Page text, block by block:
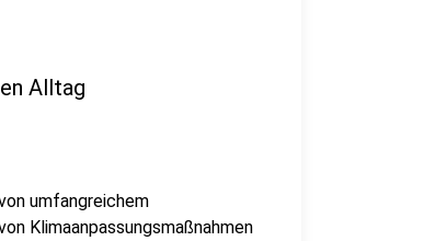
Alltag
umfangreichem
Klimaanpassungsmaßnahmen